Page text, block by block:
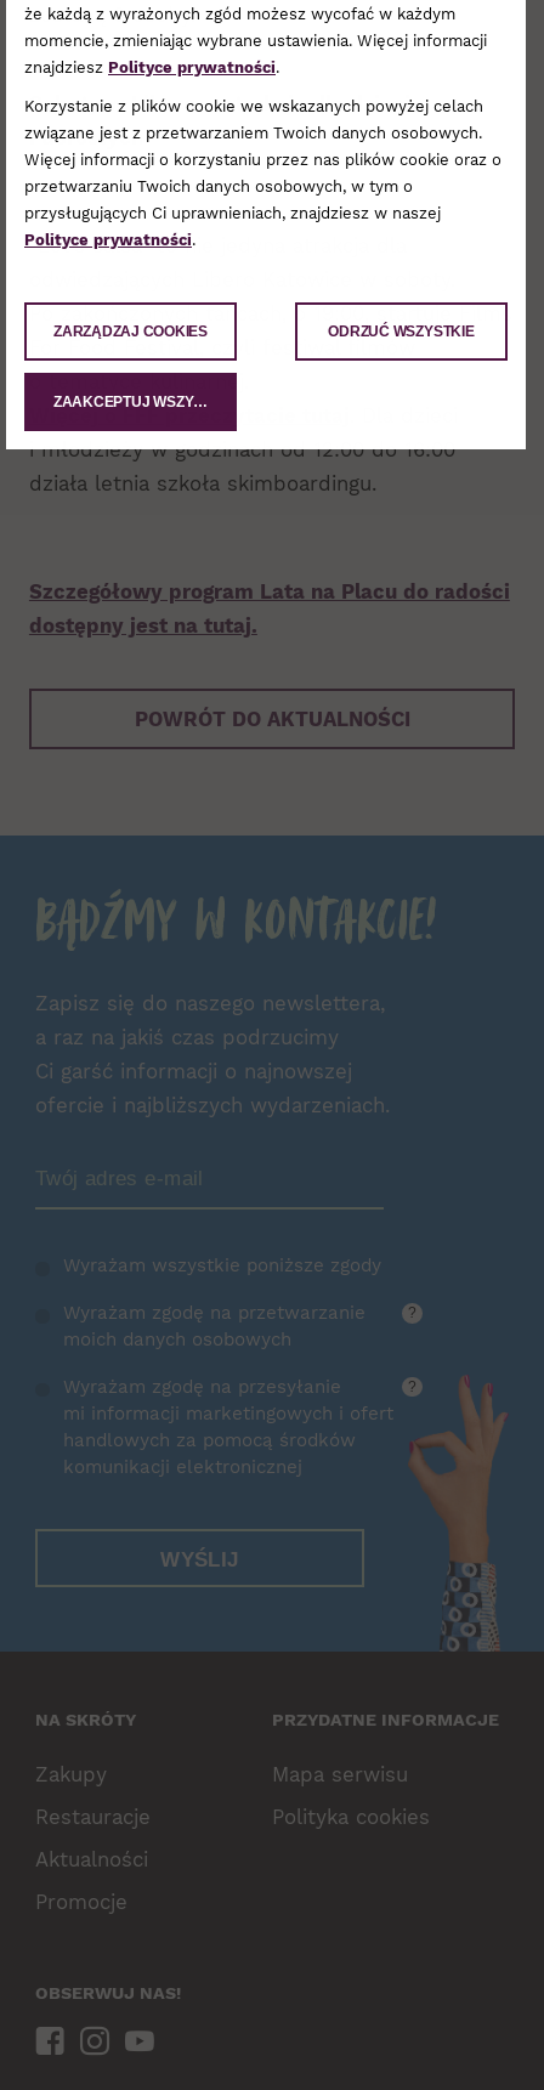
zostaną 3 osoby.
Soboty w Libero – atrakcje dla dzieci
i dorosłych
“Let’s salsa” to nie jedyna atrakcja dla
Po zakończonych tańcach, o 19:00, startuje Films
For Food Festival, czyli festiwal filmów
o tematyce kulinarnej.
Więcej o FFF przeczytacie tutaj
i młodzieży w godzinach od 12:00 do 16:00
działa letnia szkoła skimboardingu.
Szczegółowy program Lata na Placu do radości
dostępny jest na tutaj.
POWRÓT DO AKTUALNOŚCI
Bądźmy w kontakcie!
Zapisz się do naszego newslettera,
a raz na jakiś czas podrzucimy
Ci garść informacji o najnowszej
ofercie i najbliższych wydarzeniach.
Wyrażam wszystkie poniższe zgody
Wyrażam zgodę na przetwarzanie
moich danych osobowych
?
Wyrażam zgodę na przesyłanie
mi informacji marketingowych i ofert
handlowych za pomocą środków
komunikacji elektronicznej
?
WYŚLIJ
NA SKRÓTY
Zakupy
Restauracje
Aktualności
Promocje
PRZYDATNE INFORMACJE
Mapa serwisu
Polityka cookies
OBSERWUJ NAS!
że każdą z wyrażonych zgód możesz wycofać w każdym
momencie, zmieniając wybrane ustawienia. Więcej informacji
znajdziesz Polityce prywatności.
Korzystanie z plików cookie we wskazanych powyżej celach
związane jest z przetwarzaniem Twoich danych osobowych.
Więcej informacji o korzystaniu przez nas plików cookie oraz o
przetwarzaniu Twoich danych osobowych, w tym o
przysługujących Ci uprawnieniach, znajdziesz w naszej
Polityce prywatności.
ZARZĄDZAJ COOKIES ODRZUĆ WSZYSTKIE
ZAAKCEPTUJ WSZYSTKIE